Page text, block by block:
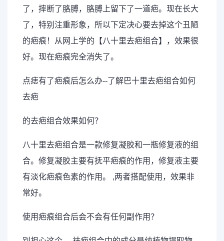
了，摔断了胳膊，胳膊上留下了一道疤。现在长大
了，特别注重形象，所以下定决心要去掉这个丑陋
的疤痕！从网上学的【八十里去疤组合】，效果很
好。现在疤痕完全消失了。
点痣有了疤痕后怎么办--了解巴十里去疤组合如何
去疤
的去疤组合效果如何？
八十里去疤组合是一款修复凝胶和一瓶修复液的组
合。修复凝胶主要有抚平疤痕的作用，修复液主要
有淡化疤痕色素的作用。 ,两者搭配使用，效果非
常好。
使用疤痕组合后会不会有任何副作用？